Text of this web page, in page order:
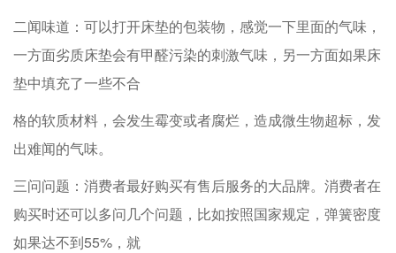
二闻味道：可以打开床垫的包装物，感觉一下里面的气味，
一方面劣质床垫会有甲醛污染的刺激气味，另一方面如果床
垫中填充了一些不合
格的软质材料，会发生霉变或者腐烂，造成微生物超标，发
出难闻的气味。
三问问题：消费者最好购买有售后服务的大品牌。消费者在
购买时还可以多问几个问题，比如按照国家规定，弹簧密度
如果达不到55%，就